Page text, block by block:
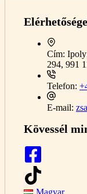
Cím:
294, 991
Telefon:
E-mail:
Kövessél